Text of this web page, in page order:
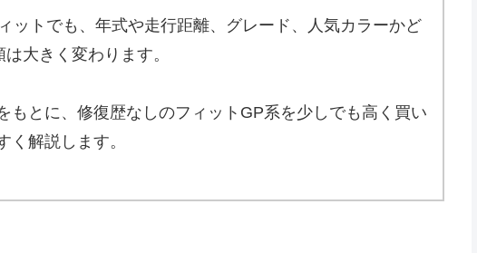
ットでも、年式や走行距離、グレード、人気カラーかど
大きく変わります。
もとに、修復歴なしのフィットGP系を少しでも高く買い
解説します。